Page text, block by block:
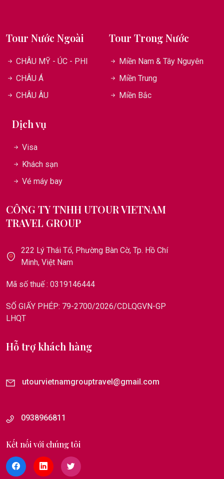
Tour Nước Ngoài
CHÂU MỸ - ÚC - PHI
CHÂU Á
CHÂU ÂU
Tour Trong Nước
Miền Nam & Tây Nguyên
Miền Trung
Miền Bắc
Dịch vụ
Visa
Khách sạn
Vé máy bay
CÔNG TY TNHH UTOUR VIETNAM
TRAVEL GROUP
222 Lý Thái Tổ, Phường Bàn Cờ, Tp. Hồ Chí
Minh, Việt Nam
Mã số thuế : 0319146444
SỐ GIẤY PHÉP: 79-2700/2026/CDLQGVN-GP
LHQT
Hỗ trợ khách hàng
utourvietnamgrouptravel@gmail.com
0938966811
Kết nối với chúng tôi